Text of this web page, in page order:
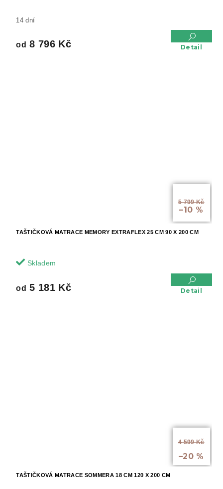
14 dní
od 8 796 Kč Detail
5 799 Kč
–10 %
TAŠTIČKOVÁ MATRACE MEMORY EXTRAFLEX 25 CM 90 X 200 CM
Skladem
od 5 181 Kč Detail
4 599 Kč
–20 %
TAŠTIČKOVÁ MATRACE SOMMERA 18 CM 120 X 200 CM